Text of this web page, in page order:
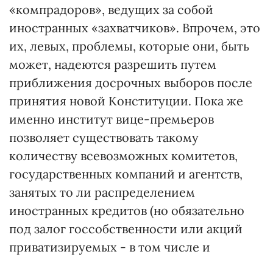
«компрадоров», ведущих за собой
иностранных «захватчиков». Впрочем, это
их, левых, проблемы, которые они, быть
может, надеются разрешить путем
приближения досрочных выборов после
принятия новой Конституции. Пока же
именно институт вице-премьеров
позволяет существовать такому
количеству всевозможных комитетов,
государственных компаний и агентств,
занятых то ли распределением
иностранных кредитов (но обязательно
под залог госсобственности или акций
приватизируемых - в том числе и